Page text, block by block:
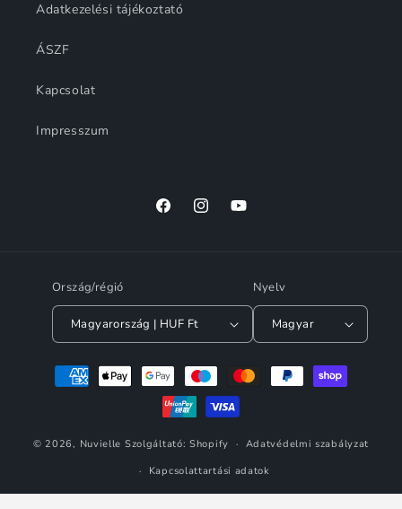
Adatkezelési tájékoztató
ÁSZF
Kapcsolat
Impresszum
FacebookInstagramYouTube
Ország/régió
Magyarország | HUF Ft
Nyelv
Magyar
Fizetési
módok
© 2026, Nuvielle Szolgáltató: Shopify
Adatvédelmi szabályzat
Kapcsolattartási adatok